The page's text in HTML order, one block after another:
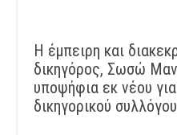
Η έμπειρη και
δικηγόρος, Σωσώ
υποψήφια εκ νέου
δικηγορικού